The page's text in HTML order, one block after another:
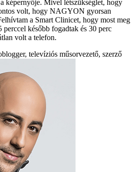
képernyője. Mivel létszükséglet, hogy
volt, hogy NAGYON gyorsan
a Smart Clinicet, hogy most meg
perccel később fogadtak és 30 perc
volt a telefon.
televíziós műsorvezető, szerző